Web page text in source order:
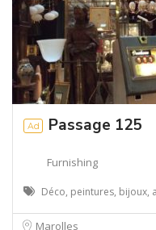
Ad Passage 125
Furnishing
Déco, peintures, bijoux,
Marolles